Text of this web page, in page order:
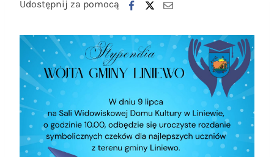
Udostępnij za pomocą